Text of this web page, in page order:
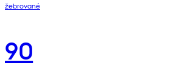
žebrované
90